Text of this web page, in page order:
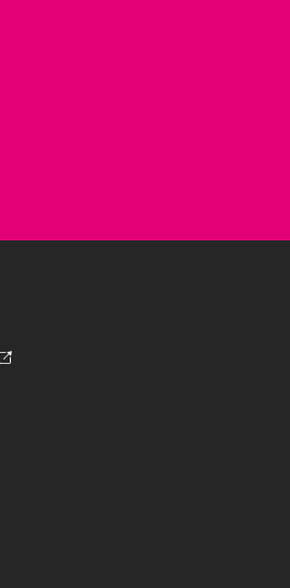
geöffnet)
geöffnet)
geöffnet)
geöffnet)
geöffnet)
geöffnet)
geöffnet)
geöffnet)